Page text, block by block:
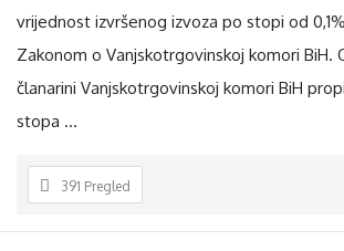
vrijednost izvršenog izvoza po stopi od
Zakonom o Vanjskotrgovinskoj komori BiH.
članarini Vanjskotrgovinskoj komori BiH
stopa ...
391 Pregled